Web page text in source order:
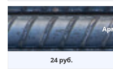
24 руб.